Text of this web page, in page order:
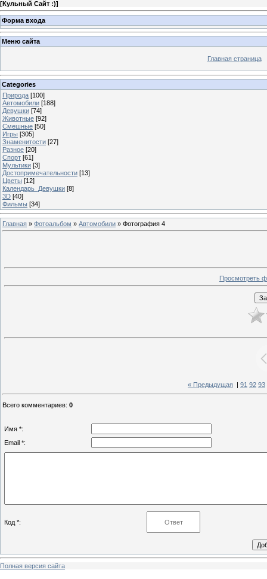
[Кульный Сайт :)]
Форма входа
Меню сайта
Главная страница
Categories
Природа [100]
Автомобили [188]
Девушки [74]
Животные [92]
Смешные [50]
Игры [305]
Знаменитости [27]
Разное [20]
Спорт [61]
Мультики [3]
Достопримечательности [13]
Цветы [12]
Календарь_Девушки [8]
3D [40]
Фильмы [34]
Главная » Фотоальбом » Автомобили » Фотография 4
Просмотреть
« Предыдущая 91 92 93
Всего комментариев: 0
Имя *:
Email *:
Код *:
Полная версия сайта